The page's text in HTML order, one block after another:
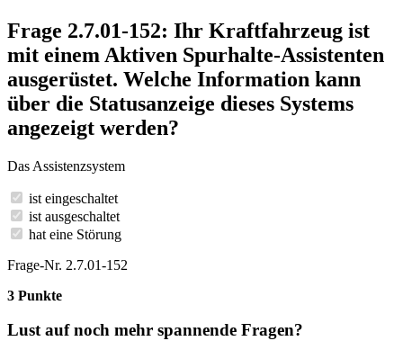
Frage 2.7.01-152: Ihr Kraftfahrzeug ist
mit einem Aktiven Spurhalte-Assistenten
ausgerüstet. Welche Information kann
über die Statusanzeige dieses Systems
angezeigt werden?
Das Assistenzsystem
ist eingeschaltet
ist ausgeschaltet
hat eine Störung
Frage-Nr. 2.7.01-152
3 Punkte
Lust auf noch mehr spannende Fragen?